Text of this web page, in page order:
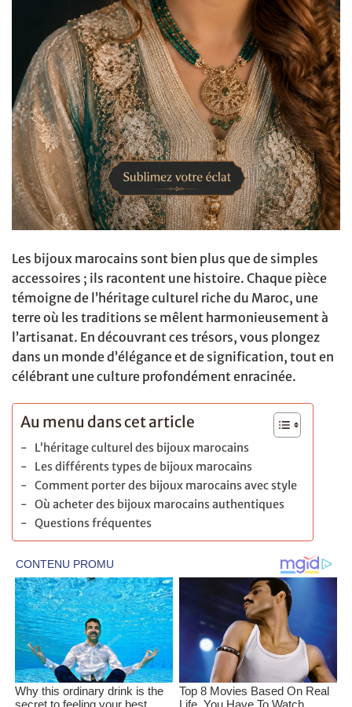
Les bijoux marocains sont bien plus que de simples
accessoires ; ils racontent une histoire. Chaque pièce
témoigne de l’héritage culturel riche du Maroc, une
terre où les traditions se mêlent harmonieusement à
l’artisanat. En découvrant ces trésors, vous plongez
dans un monde d’élégance et de signification, tout en
célébrant une culture profondément enracinée.
Au menu dans cet article
L’héritage culturel des bijoux marocains
Les différents types de bijoux marocains
Comment porter des bijoux marocains avec style
Où acheter des bijoux marocains authentiques
Questions fréquentes